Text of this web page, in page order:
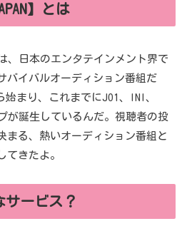
】とは
は、日本のエンタテインメント界で
バイバルオーディション番組だ
始まり、これまでにJO1、INI、
が誕生しているんだ。視聴者の投
まる、熱いオーディション番組と
てきたよ。
サービス？